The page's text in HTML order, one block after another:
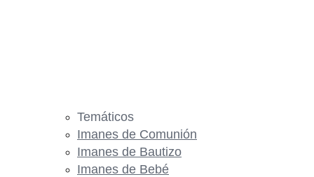
Temáticos
Imanes de Comunión
Imanes de Bautizo
Imanes de Bebé